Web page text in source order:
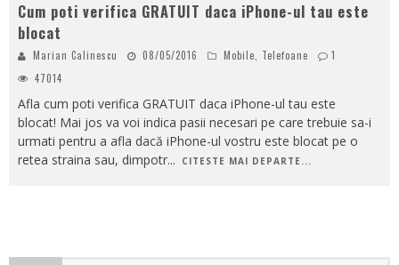
Cum poti verifica GRATUIT daca iPhone-ul tau este
blocat
Marian Calinescu 08/05/2016 Mobile, Telefoane
1
47014
Afla cum poti verifica GRATUIT daca iPhone-ul tau este
blocat! Mai jos va voi indica pasii necesari pe care trebuie sa-i
urmati pentru a afla dacă iPhone-ul vostru este blocat pe o
retea straina sau, dimpotr... CITESTE MAI DEPARTE...